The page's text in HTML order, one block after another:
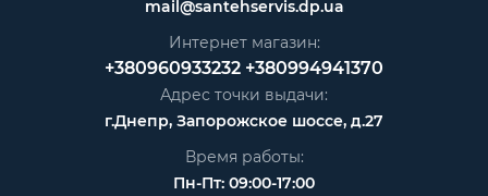
mail@santehservis.dp.ua
Интернет магазин:
+380960933232 +380994941370
Адрес точки выдачи:
г.Днепр, Запорожское шоссе, д.27
Время работы:
Пн-Пт: 09:00-17:00